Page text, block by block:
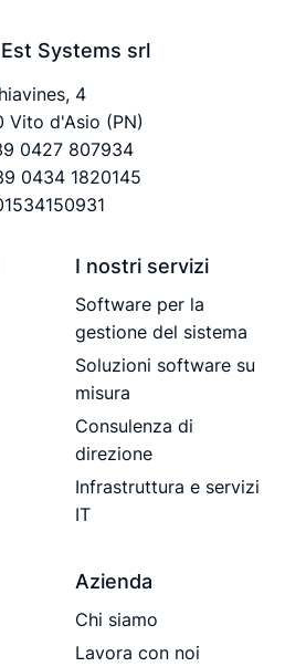
Systems srl
4
Vito d'Asio (PN)
0427 807934
0434 1820145
I nostri servizi
Software per la
gestione del sistema
Soluzioni software su
misura
Consulenza di
direzione
Infrastruttura e servizi
IT
Azienda
Chi siamo
Lavora con noi